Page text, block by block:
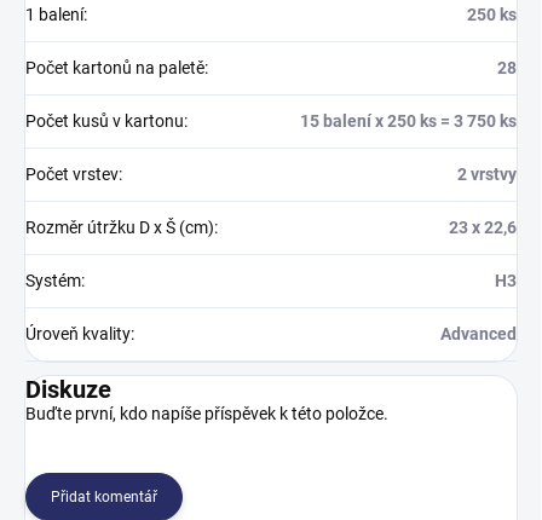
1 balení: 250 ks
Počet kartonů na paletě: 28
Počet kusů v kartonu: 15 balení x 250 ks = 3 750 ks
Počet vrstev: 2 vrstvy
Rozměr útržku D x Š (cm): 23 x 22,6
Systém: H3
Úroveň kvality: Advanced
Diskuze
Buďte první, kdo napíše příspěvek k této položce.
Přidat komentář